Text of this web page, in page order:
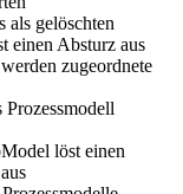
als gelöschten
einen Absturz aus
zugeordnete
löst einen